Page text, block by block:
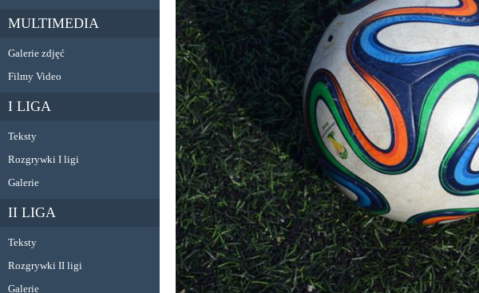
MULTIMEDIA
Galerie zdjęć
Filmy Video
I LIGA
Teksty
Rozgrywki I ligi
Galerie
II LIGA
Teksty
Rozgrywki II ligi
Galerie